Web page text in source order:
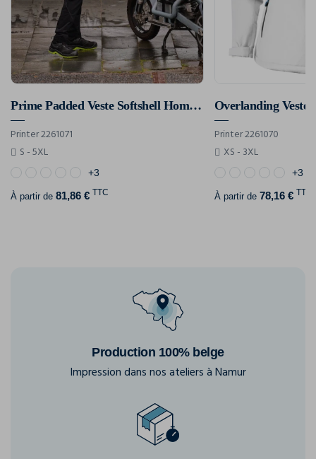
Prime Padded Veste Softshell Hommes
Printer 2261071
S - 5XL
+3
À partir de 81,86 € TTC
Overlanding Veste
Printer 2261070
XS - 3XL
+3
À partir de 78,16 € TTC
Production 100% belge
Impression dans nos ateliers à Namur